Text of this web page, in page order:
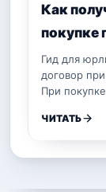
Как
покупке
Гид для
договор
При
ЧИТАТЬ